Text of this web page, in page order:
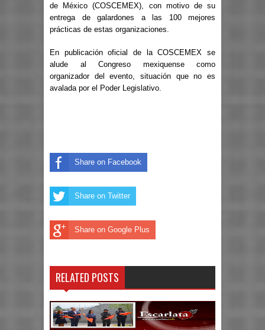
de México (COSCEMEX), con motivo de su
entrega de galardones a las 100 mejores
prácticas de estas organizaciones.
En publicación oficial de la COSCEMEX se
alude al Congreso mexiquense como
organizador del evento, situación que no es
avalada por el Poder Legislativo.
Share on Facebook
Share on Twitter
Share on Google Plus
RELATED POSTS